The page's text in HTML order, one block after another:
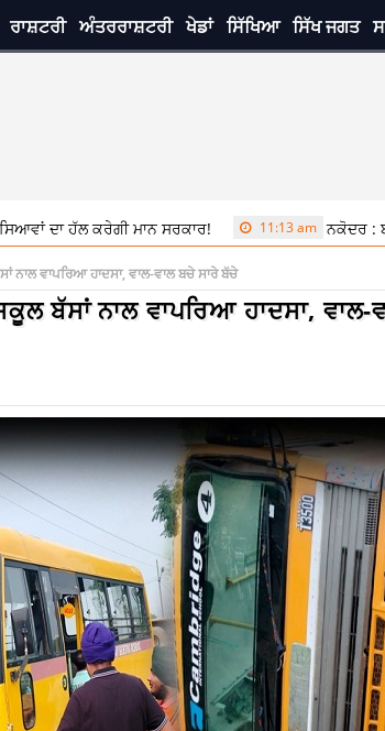
ਰਾਸ਼ਟਰੀ ਅੰਤਰਰਾਸ਼ਟਰੀ ਖੇਡਾਂ ਸਿੱਖਿਆ ਸਿੱਖ ਜਗਤ
ਕਰੇਗੀ ਮਾਨ ਸਰਕਾਰ! 11:13 am ਨਕੋਦਰ : ਬੱਚਿਆਂ ਨਾਲ
ਵਾਪਰਿਆ ਹਾਦਸਾ, ਵਾਲ-ਵਾਲ ਬਚੇ ਸਾਰੇ ਬੱਚੇ
ਬੱਸਾਂ ਨਾਲ ਵਾਪਰਿਆ ਹਾਦਸਾ, ਵਾਲ-